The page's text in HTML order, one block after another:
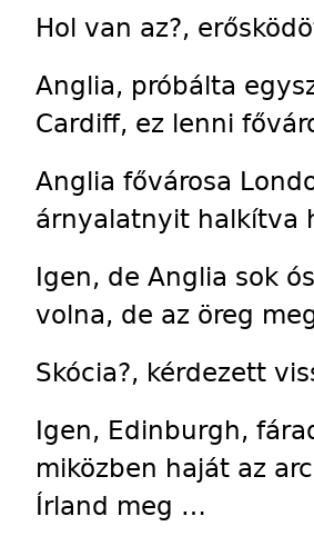
Hol van az?,
Anglia, próbálta
Cardiff, ez lenni
Anglia fővárosa
árnyalatnyit halkítva
Igen, de Anglia sok
volna, de az öreg
Skócia?, kérdezett
Igen, Edinburgh,
miközben haját az
Írland meg …